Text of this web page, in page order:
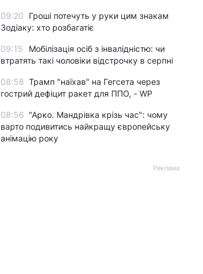
09:20
Гроші потечуть у руки цим знакам
Зодіаку: хто розбагатіє
09:15
Мобілізація осіб з інвалідністю: чи
втратять такі чоловіки відстрочку в серпні
08:58 Трамп "наїхав" на Гегсета через
гострий дефіцит ракет для ППО, - WP
08:56 "Арко. Мандрівка крізь час": чому
варто подивитись найкращу європейську
анімацію року
Реклама